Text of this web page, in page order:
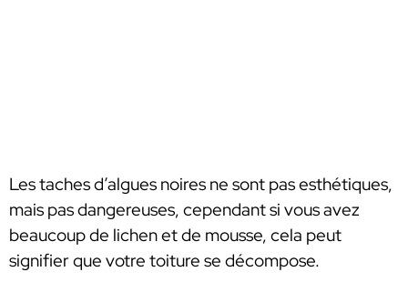
Les taches d’algues noires ne sont pas esthétiques,
mais pas dangereuses, cependant si vous avez
beaucoup de lichen et de mousse, cela peut
signifier que votre toiture se décompose.